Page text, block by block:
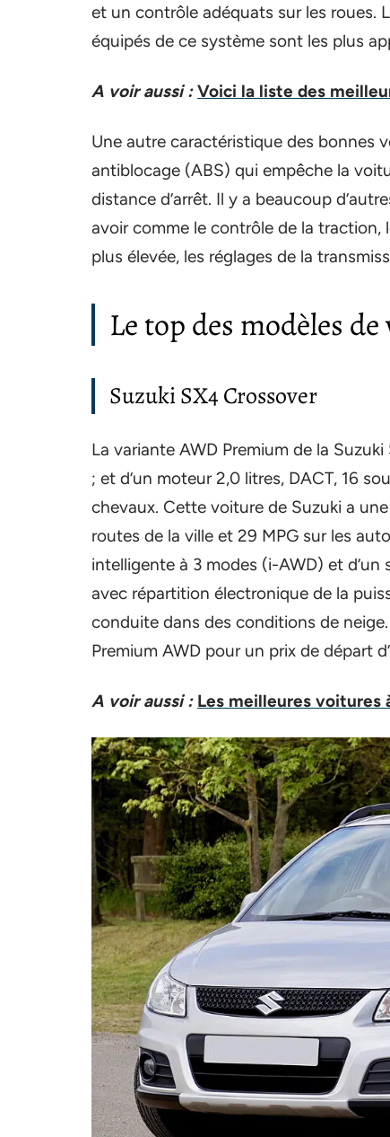
et un contrôle adéquats sur les roues.
équipés de ce système sont les plus
A voir aussi : Voici la liste des
Une autre caractéristique des bonnes
antiblocage (ABS) qui empêche la
distance d’arrêt. Il y a beaucoup
avoir comme le contrôle de la traction,
plus élevée, les réglages de la
Le top des modèles
Suzuki SX4 Crossover
La variante AWD Premium de la
; et d’un moteur 2,0 litres, DACT, 16
chevaux. Cette voiture de Suzuki a
routes de la ville et 29 MPG sur les
intelligente à 3 modes (i-AWD) et
avec répartition électronique de la
conduite dans des conditions de
Premium AWD pour un prix de départ
A voir aussi : Les meilleures voitures